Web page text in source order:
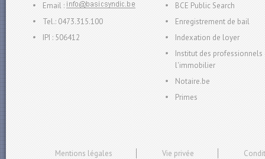
Email :
Tel.: 0473.315.100
IPI : 506412
BCE Public Search
Enregistrement de bail
Indexation de loyer
Institut des professionnels
l'immobilier
Notaire.be
Primes
Mentions légales Vie privée